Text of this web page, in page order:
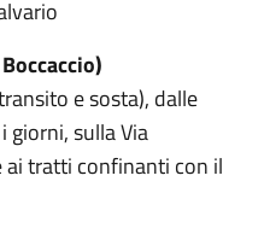
e sosta), dalle
giorni, sulla Via
tratti confinanti con il